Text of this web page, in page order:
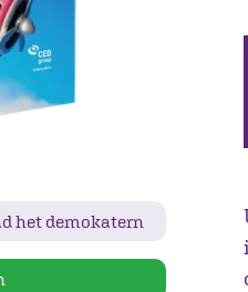
het demokatern